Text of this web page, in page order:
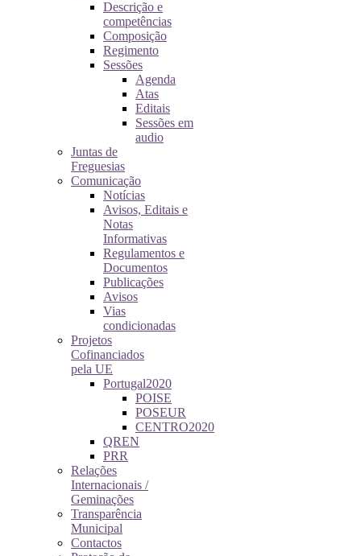
Descrição e
competências
Composição
Regimento
Sessões
Agenda
Atas
Editais
Sessões em
audio
Juntas de
Freguesias
Comunicação
Notícias
Avisos, Editais e
Notas
Informativas
Regulamentos e
Documentos
Publicações
Avisos
Vias
condicionadas
Projetos
Cofinanciados
pela UE
Portugal2020
POISE
POSEUR
CENTRO2020
QREN
PRR
Relações
Internacionais /
Geminações
Transparência
Municipal
Contactos